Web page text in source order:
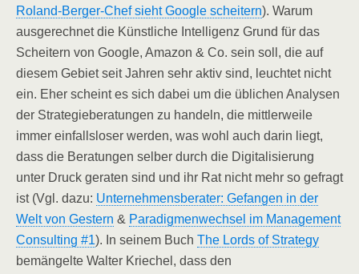
Roland-Berger-Chef sieht Google scheitern). Warum
ausgerechnet die Künstliche Intelligenz Grund für das
Scheitern von Google, Amazon & Co. sein soll, die auf
diesem Gebiet seit Jahren sehr aktiv sind, leuchtet nicht
ein. Eher scheint es sich dabei um die üblichen Analysen
der Strategieberatungen zu handeln, die mittlerweile
immer einfallsloser werden, was wohl auch darin liegt,
dass die Beratungen selber durch die Digitalisierung
unter Druck geraten sind und ihr Rat nicht mehr so gefragt
ist (Vgl. dazu: Unternehmensberater: Gefangen in der
Welt von Gestern & Paradigmenwechsel im Management
Consulting #1). In seinem Buch The Lords of Strategy
bemängelte Walter Kriechel, dass den